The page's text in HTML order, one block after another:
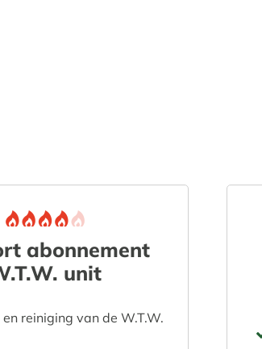
abonnement
unit
en reiniging van de W.T.W.